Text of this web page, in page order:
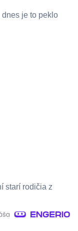
je to peklo
starí rodičia z